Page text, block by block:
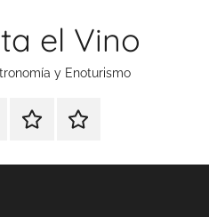
el Vino
y Enoturismo
RankingContacto